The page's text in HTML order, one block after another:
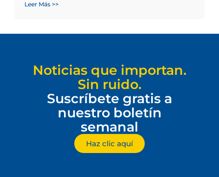
Leer Más >>
Noticias que importan.
Sin ruido.
Suscríbete gratis a
nuestro boletín
semanal
Haz clic aquí